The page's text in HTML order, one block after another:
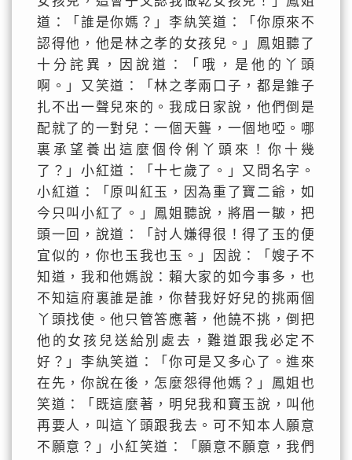
道：「誰是你媽？」李紈笑道：「你原來不
認得他，他是林之孝的女孩兒。」鳳姐聽了
十分詫異，因說道：「哦，是他的丫頭
啊。」又笑道：「林之孝兩口子，都是錐子
扎不出一聲兒來的。我成日家說，他們倒是
配就了的一對兒：一個天聾，一個地啞。哪
裏承望養出這麼個伶俐丫頭來！你十幾
了？」小紅道：「十七歲了。」又問名字。
小紅道：「原叫紅玉，因為重了寶二爺，如
今只叫小紅了。」鳳姐聽說，將眉一皺，把
頭一回，說道：「討人嫌得很！得了玉的便
宜似的，你也玉我也玉。」因說：「嫂子不
知道，我和他媽說：賴大家的如今事多，也
不知這府裏誰是誰，你替我好好兒的挑兩個
丫頭找使。他只管答應著，他饒不挑，倒把
他的女孩兒送給別處去，難道跟我必定不
好？」李紈笑道：「你可是又多心了。進來
在先，你說在後，怎麼怨得他媽？」鳳姐也
笑道：「既這麼著，明兒我和寶玉說，叫他
再要人，叫這丫頭跟我去。可不知本人願意
不願意？」小紅笑道：「願意不願意，我們